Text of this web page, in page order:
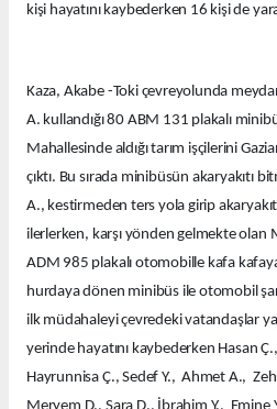
kişi hayatını kaybederken 16 kişi de
Kaza, Akabe -Toki çevreyolunda
A. kullandığı 80 ABM 131 plakalı
Mahallesinde aldığı tarım işçilerini
çıktı. Bu sırada minibüsün akaryakıtı
A., kestirmeden ters yola girip
ilerlerken, karşı yönden gelmekte olan
ADM 985 plakalı otomobille kafa
hurdaya dönen minibüs ile otomobil
ilk müdahaleyi çevredeki vatandaşlar
yerinde hayatını kaybederken Hasan
Hayrunnisa Ç., Sedef Y., Ahmet A.,